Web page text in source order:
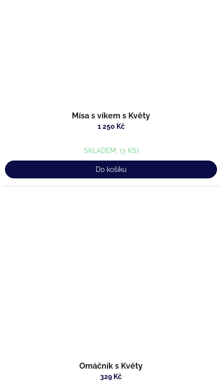
Mísa s víkem s Květy
1 250 Kč
SKLADEM (3 KS)
Do košíku
Omáčník s Květy
329 Kč